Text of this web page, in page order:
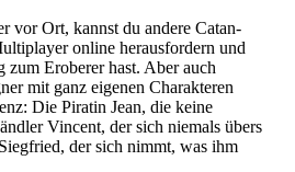
vor Ort, kannst du andere Catan-
online herausfordern und
zum Eroberer hast. Aber auch
mit ganz eigenen Charakteren
Die Piratin Jean, die keine
Vincent, der sich niemals übers
der sich nimmt, was ihm